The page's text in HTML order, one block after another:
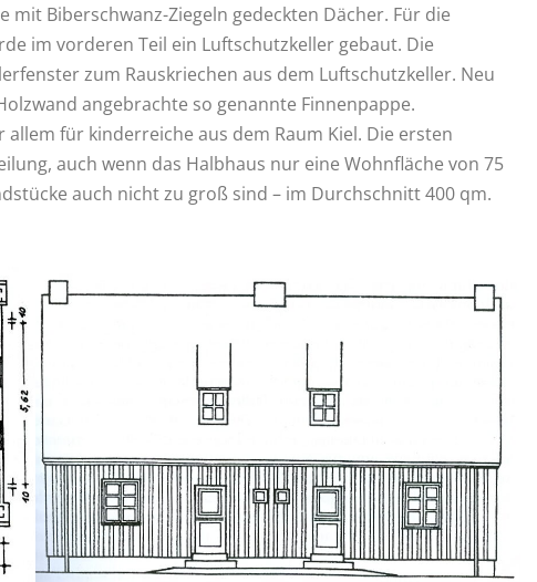
Biberschwanz-Ziegeln gedeckten Dächer. Für die
im vorderen Teil ein Luftschutzkeller gebaut. Die
zum Rauskriechen aus dem Luftschutzkeller. Neu
angebrachte so genannte Finnenpappe.
für kinderreiche aus dem Raum Kiel. Die ersten
auch wenn das Halbhaus nur eine Wohnfläche von 75
auch nicht zu groß sind – im Durchschnitt 400 qm.